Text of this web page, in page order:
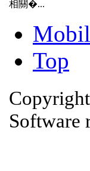
相關�...
Top
Software